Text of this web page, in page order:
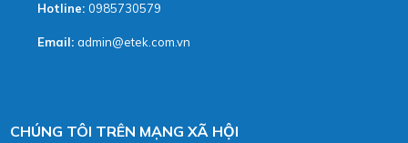
Hotline: 0985730579
Email: admin@etek.com.vn
CHÚNG TÔI TRÊN MẠNG XÃ HỘI